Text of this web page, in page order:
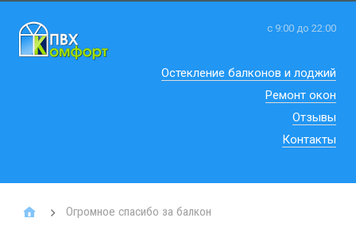
с 9:00 до 22:00
Остекление балконов и лоджий
Ремонт окон
Отзывы
Контакты
Огромное спасибо за балкон